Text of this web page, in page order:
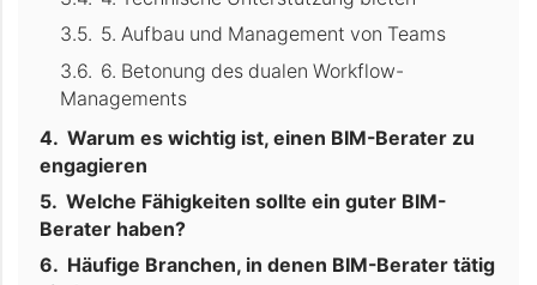
5. Aufbau und Management von Teams
6. Betonung des dualen Workflow-
Managements
Warum es wichtig ist, einen BIM-Berater zu
engagieren
Welche Fähigkeiten sollte ein guter BIM-
Berater haben?
Häufige Branchen, in denen BIM-Berater tätig